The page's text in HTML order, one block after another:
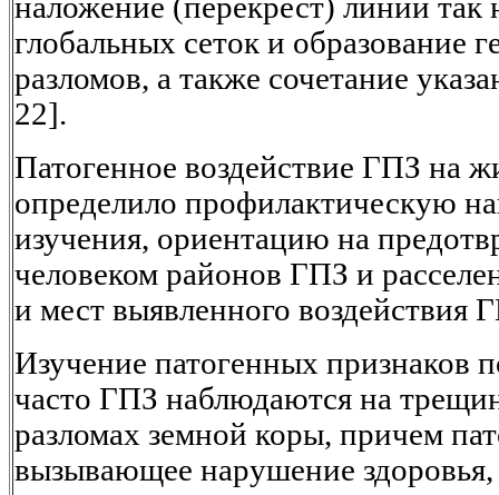
наложение (перекрест) линий так
глобальных сеток и образование
разломов, а также сочетание
22].
Патогенное воздействие ГПЗ на
определило профилактическую
изучения, ориентацию на
человеком районов ГПЗ и
и мест выявленного воздействия
Изучение патогенных признаков
часто ГПЗ наблюдаются на
разломах земной коры, причем
вызывающее нарушение здоровья,